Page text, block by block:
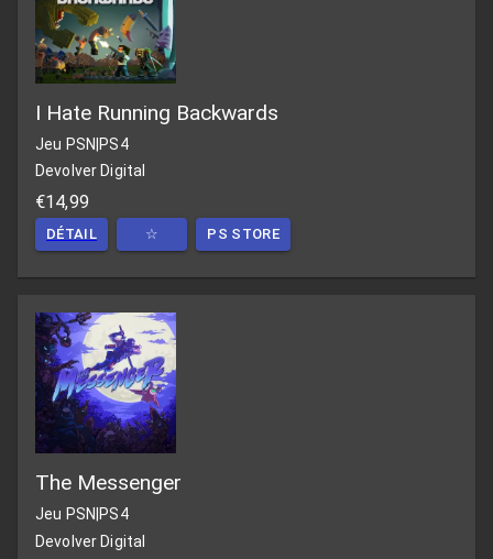
I Hate Running Backwards
Jeu PSN|PS4
Devolver Digital
€14,99
DÉTAIL ☆ PS STORE
The Messenger
Jeu PSN PS4
Devolver Digital